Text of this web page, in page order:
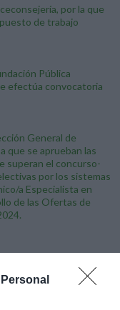
por la que
de trabajo
Pública
efectúa convocatoria
General de
que se aprueban las
superan el concurso-
por los sistemas
a Especialista en
de las Ofertas de